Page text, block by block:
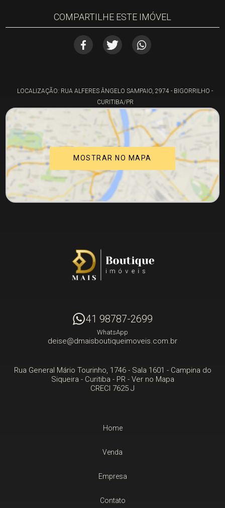
COMPARTILHE ESTE IMÓVEL
LOCALIZAÇÃO: RUA ALFERES ÂNGELO SAMPAIO, 2974 - BIGORRILHO -
CURITIBA/PR
MOSTRAR NO MAPA
41 98787-2699
WhatsApp
deise@dmaisboutiqueimoveis.com.br
Rua General Mário Tourinho, 1746 - Sala 1601 - Campina do
Siqueira - Curitiba - PR- Ver no Mapa
CRECI 7625 J
Home
Venda
Empresa
Contato